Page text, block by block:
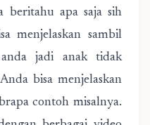
beritahu apa saja sih
menjelaskan sambil
jadi anak tidak
bisa menjelaskan
contoh misalnya.